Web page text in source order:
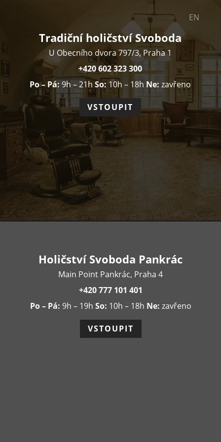
EN
Tradiční holičství Svoboda
U Obecního dvora 797/3, Praha 1
+420 602 323 300
Po – Pá: 9h – 21h So:10h – 18hNe:zavřeno
VSTOUPIT
Holičství Svoboda Pankrác
Main Point Pankrác, Praha 4
+420 777 101 401
Po – Pá: 9h – 19h So: 10h – 18h Ne: zavřeno
VSTOUPIT